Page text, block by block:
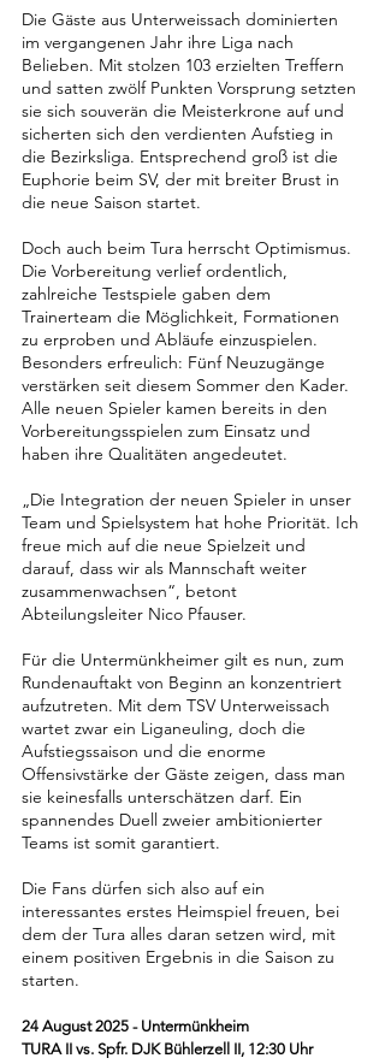
Die Gäste aus Unterweissach dominierten
im vergangenen Jahr ihre Liga nach
Belieben. Mit stolzen 103 erzielten Treffern
und satten zwölf Punkten Vorsprung setzten
sie sich souverän die Meisterkrone auf und
sicherten sich den verdienten Aufstieg in
die Bezirksliga. Entsprechend groß ist die
Euphorie beim SV, der mit breiter Brust in
die neue Saison startet.
Doch auch beim Tura herrscht Optimismus.
Die Vorbereitung verlief ordentlich,
zahlreiche Testspiele gaben dem
Trainerteam die Möglichkeit, Formationen
zu erproben und Abläufe einzuspielen.
Besonders erfreulich: Fünf Neuzugänge
verstärken seit diesem Sommer den Kader.
Alle neuen Spieler kamen bereits in den
Vorbereitungsspielen zum Einsatz und
haben ihre Qualitäten angedeutet.
„Die Integration der neuen Spieler in unser
Team und Spielsystem hat hohe Priorität. Ich
freue mich auf die neue Spielzeit und
darauf, dass wir als Mannschaft weiter
zusammenwachsen“, betont
Abteilungsleiter Nico Pfauser.
Für die Untermünkheimer gilt es nun, zum
Rundenauftakt von Beginn an konzentriert
aufzutreten. Mit dem TSV Unterweissach
wartet zwar ein Liganeuling, doch die
Aufstiegssaison und die enorme
Offensivstärke der Gäste zeigen, dass man
sie keinesfalls unterschätzen darf. Ein
spannendes Duell zweier ambitionierter
Teams ist somit garantiert.
Die Fans dürfen sich also auf ein
interessantes erstes Heimspiel freuen, bei
dem der Tura alles daran setzen wird, mit
einem positiven Ergebnis in die Saison zu
starten.
24 August 2025 - Untermünkheim
TURA II vs. Spfr. DJK Bühlerzell II, 12:30 Uhr